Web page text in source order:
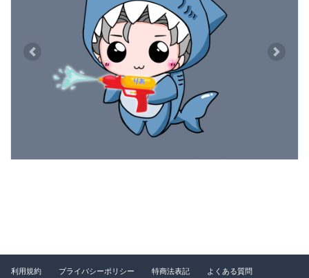
Previous Next
利用規約 プライバシーポリシー 特商法表記 よくある質問